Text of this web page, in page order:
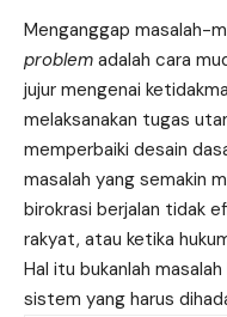
Menganggap masalah-
problem adalah cara
jujur mengenai
melaksanakan tugas
memperbaiki desain
masalah yang semakin
birokrasi berjalan tidak
rakyat, atau ketika
Hal itu bukanlah
sistem yang harus